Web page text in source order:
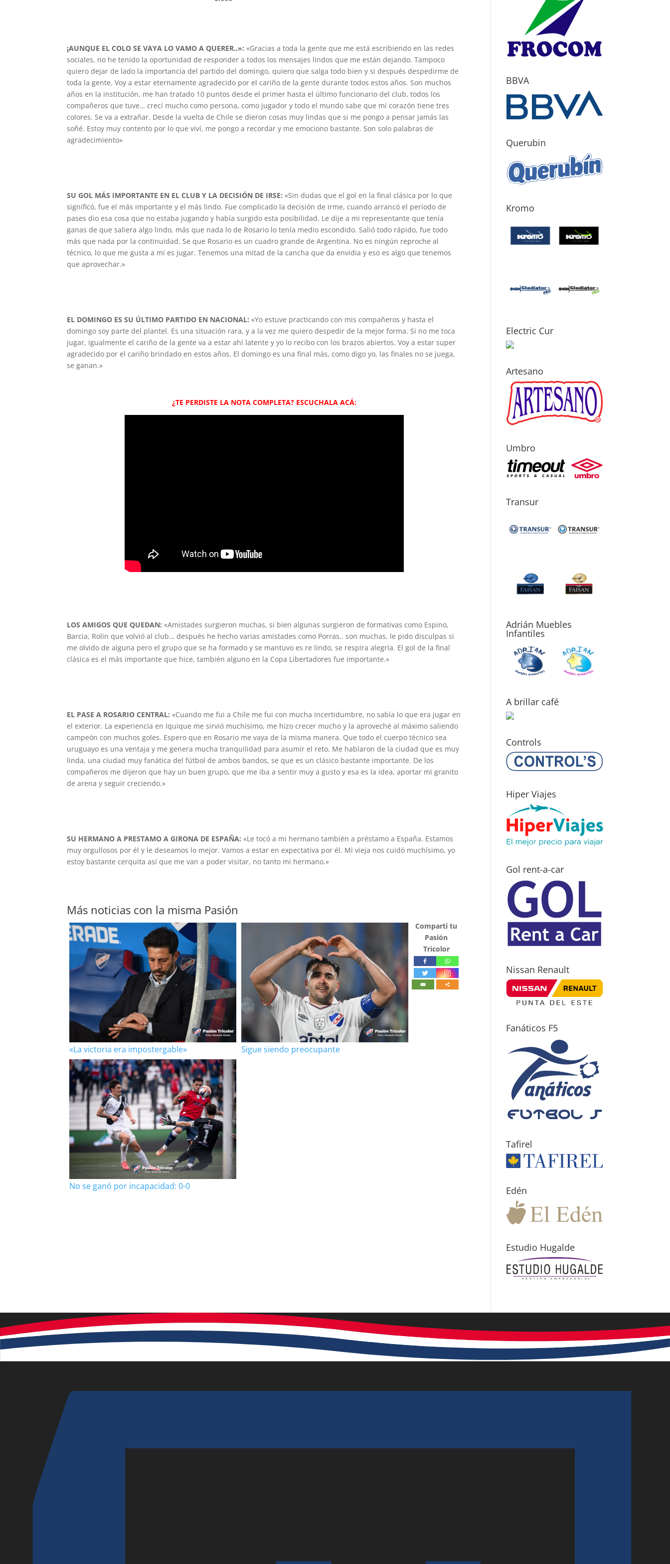
¡AUNQUE EL COLO SE VAYA LO VAMO A QUERER..»:«Gracias a toda la gente que me está escribiendo en las redes
sociales, no he tenido la oportunidad de responder a todos los mensajes lindos que me están dejando. Tampoco
quiero dejar de lado la importancia del partido del domingo, quiero que salga todo bien y si después despedirme de
toda la gente. Voy a estar eternamente agradecido por el cariño de la gente durante todos estos años. Son muchos
años en la institución, me han tratado 10 puntos desde el primer hasta el último funcionario del club, todos los
compañeros que tuve… crecí mucho como persona, como jugador y todo el mundo sabe que mi corazón tiene tres
colores. Se va a extrañar. Desde la vuelta de Chile se dieron cosas muy lindas que si me pongo a pensar jamás las
soñé. Estoy muy contento por lo que viví, me pongo a recordar y me emociono bastante. Son solo palabras de
agradecimiento»
SU GOL MÁS IMPORTANTE EN EL CLUB Y LA DECISIÓN DE IRSE: «Sin dudas que el gol en la final clásica por lo que
significó, fue el más importante y el más lindo. Fue complicado la decisión de irme, cuando arrancó el período de
pases dio esa cosa que no estaba jugando y había surgido esta posibilidad. Le dije a mi representante que tenía
ganas de que saliera algo lindo, más que nada lo de Rosario lo tenía medio escondido. Salió todo rápido, fue todo
más que nada por la continuidad. Se que Rosario es un cuadro grande de Argentina. No es ningún reproche al
técnico, lo que me gusta a mi es jugar. Tenemos una mitad de la cancha que da envidia y eso es algo que tenemos
que aprovechar.»
EL DOMINGO ES SU ÚLTIMO PARTIDO EN NACIONAL: «Yo estuve practicando con mis compañeros y hasta el
domingo soy parte del plantel. Es una situación rara, y a la vez me quiero despedir de la mejor forma. Si no me toca
jugar, igualmente el cariño de la gente va a estar ahí latente y yo lo recibo con los brazos abiertos. Voy a estar super
agradecido por el cariño brindado en estos años. El domingo es una final más, como digo yo, las finales no se juega,
se ganan.»
¿TE PERDISTE LA NOTA COMPLETA? ESCUCHALA ACÁ:
LOS AMIGOS QUE QUEDAN: «Amistades surgieron muchas, si bien algunas surgieron de formativas como Espino,
Barcia, Rolin que volvió al club… después he hecho varias amistades como Porras.. son muchas, le pido disculpas si
me olvido de alguna pero el grupo que se ha formado y se mantuvo es re lindo, se respira alegría. El gol de la final
clásica es el más importante que hice, también alguno en la Copa Libertadores fue importante.»
EL PASE A ROSARIO CENTRAL: «Cuando me fui a Chile me fui con mucha incertidumbre, no sabía lo que era jugar en
el exterior. La experiencia en Iquique me sirvió muchísimo, me hizo crecer mucho y la aproveché al máximo saliendo
campeón con muchos goles. Espero que en Rosario me vaya de la misma manera. Que todo el cuerpo técnico sea
uruguayo es una ventaja y me genera mucha tranquilidad para asumir el reto. Me hablaron de la ciudad que es muy
linda, una ciudad muy fanática del fútbol de ambos bandos, se que es un clásico bastante importante. De los
compañeros me dijeron que hay un buen grupo, que me iba a sentir muy a gusto y esa es la idea, aportar mi granito
de arena y seguir creciendo.»
SU HERMANO A PRESTAMO A GIRONA DE ESPAÑA: «Le tocó a mi hermano también a préstamo a España. Estamos
muy orgullosos por él y le deseamos lo mejor. Vamos a estar en expectativa por él. Mi vieja nos cuidó muchísimo, yo
estoy bastante cerquita así que me van a poder visitar, no tanto mi hermano.»
Más noticias con la misma Pasión
«La victoria era impostergable» Sigue siendo preocupante
No se ganó por incapacidad: 0-0
Compartí tu
Pasión
Tricolor
BBVA
Querubin
Kromo
Electric Cur
Artesano
Umbro
Transur
Adrián Muebles
Infantiles
A brillar café
Controls
Hiper Viajes
Gol rent-a-car
Nissan Renault
Fanáticos F5
Tafirel
Edén
Estudio Hugalde